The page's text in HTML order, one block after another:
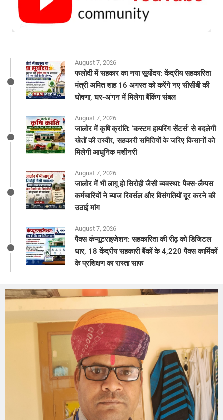
August 7, 2026
फलोदी में सहकार का नया सूर्योदय: केंद्रीय सहकारिता
मंत्री अमित शाह 16 अगस्त को करेंगे नए सीसीबी की
घोषणा, घर-आंगन में मिलेगा बैंकिंग संबल
August 7, 2026
​जालोर में कृषि क्रांति: ‘कस्टम हायरिंग सेंटर्स’ से बदलेगी
खेतों की तस्वीर, सहकारी समितियों के जरिए किसानों को
मिलेगी आधुनिक मशीनरी
August 7, 2026
जालोर में भी लागू हो सिरोही जैसी व्यवस्था: पैक्स-लैम्पस
कर्मचारियों ने ब्याज रिवर्सल और विसंगतियों दूर करने की
उठाई मांग
August 7, 2026
पैक्स कंप्यूटराइजेशन: सहकारिता की रीढ़ को डिजिटल
धार, 18 केंद्रीय सहकारी बैंकों के 4,220 पैक्स कार्मिकों
के प्रशिक्षण का रास्ता साफ